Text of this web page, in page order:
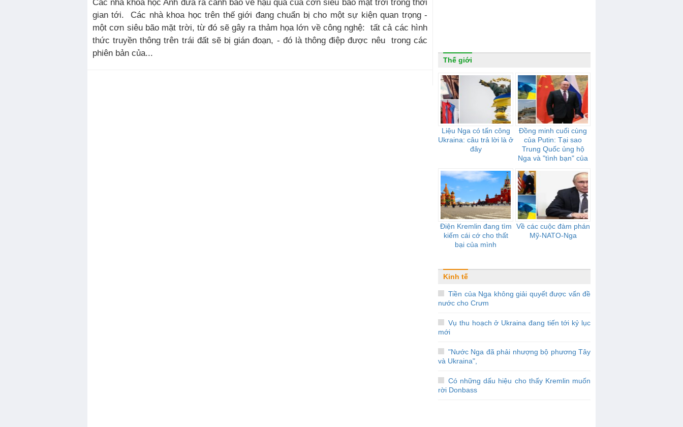
Các nhà khoa học Anh đưa ra cảnh báo về hậu quả của cơn siêu bão mặt trời trong thời
gian tới. Các nhà khoa học trên thế giới đang chuẩn bị cho một sự kiện quan trọng -
một cơn siêu bão mặt trời, từ đó sẽ gây ra thảm họa lớn về công nghệ: tất cả các hình
thức truyền thông trên trái đất sẽ bị gián đoạn, - đó là thông điệp được nêu trong các
phiên bản của...
Thế giới
Liệu Nga có tấn công
Ukraina: câu trả lời là ở
đây
Đồng minh cuối cùng
của Putin: Tại sao
Trung Quốc ủng hộ
Nga và "tình bạn" của
Điện Kremlin đang tìm
kiếm cái cớ cho thất
bại của mình
Về các cuộc đàm phán
Mỹ-NATO-Nga
Kinh tế
Tiền của Nga không giải quyết được vấn đề
nước cho Crưm
Vụ thu hoạch ở Ukraina đang tiến tới kỷ lục
mới
"Nước Nga đã phải nhượng bộ phương Tây
và Ukraina",
Có những dấu hiệu cho thấy Kremlin muốn
rời Donbass